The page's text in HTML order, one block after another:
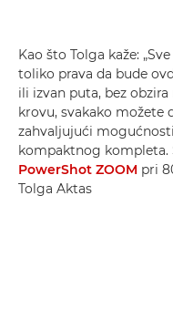
Kao što Tolga kaže:
toliko prava da bude
ili izvan puta, bez
krovu, svakako možete
zahvaljujući
kompaktnog
PowerShot ZOOM pri
Tolga Aktas